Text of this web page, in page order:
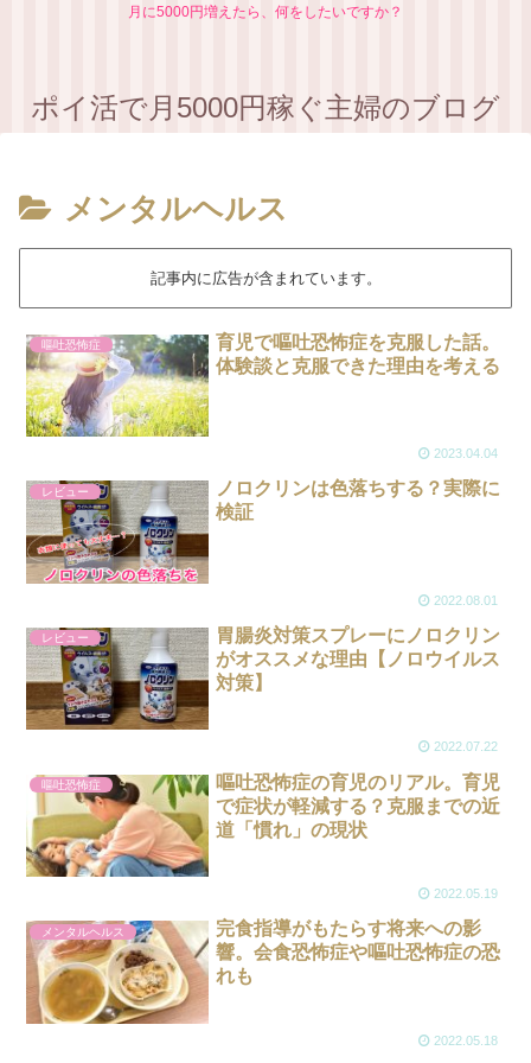
月に5000円増えたら、何をしたいですか？
ポイ活で月5000円稼ぐ主婦のブログ
メンタルヘルス
記事内に広告が含まれています。
嘔吐恐怖症
育児で嘔吐恐怖症を克服した話。
体験談と克服できた理由を考える
2023.04.04
レビュー
ノロクリンは色落ちする？実際に
検証
2022.08.01
レビュー
胃腸炎対策スプレーにノロクリン
がオススメな理由【ノロウイルス
対策】
2022.07.22
嘔吐恐怖症
嘔吐恐怖症の育児のリアル。育児
で症状が軽減する？克服までの近
道「慣れ」の現状
2022.05.19
メンタルヘルス
完食指導がもたらす将来への影
響。会食恐怖症や嘔吐恐怖症の恐
れも
2022.05.18